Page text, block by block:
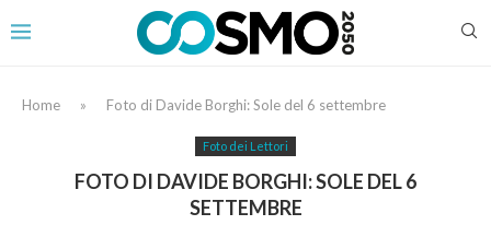
Home » Foto di Davide Borghi: Sole del 6 settembre
Foto dei Lettori
FOTO DI DAVIDE BORGHI: SOLE DEL 6
SETTEMBRE